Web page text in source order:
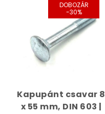
DOBOZÁR
-30%
Kapupánt csavar 8
x 55 mm, DIN 603 |